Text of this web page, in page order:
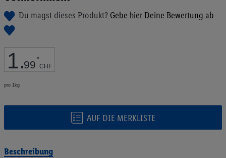
Du magst dieses Produkt? Gebe hier Deine Bewertung ab
1.99 *
CHF
pro 1kg
AUF DIE MERKLISTE
springen
Beschreibung